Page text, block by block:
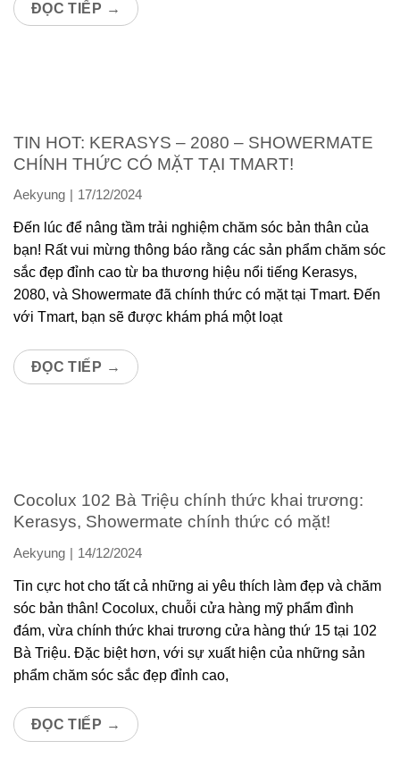
ĐỌC TIẾP →
TIN HOT: KERASYS – 2080 – SHOWERMATE
CHÍNH THỨC CÓ MẶT TẠI TMART!
Aekyung 17/12/2024
Đến lúc để nâng tầm trải nghiệm chăm sóc bản thân của
bạn! Rất vui mừng thông báo rằng các sản phẩm chăm sóc
sắc đẹp đỉnh cao từ ba thương hiệu nổi tiếng Kerasys,
2080, và Showermate đã chính thức có mặt tại Tmart. Đến
với Tmart, bạn sẽ được khám phá một loạt
ĐỌC TIẾP →
Cocolux 102 Bà Triệu chính thức khai trương:
Kerasys, Showermate chính thức có mặt!
Aekyung 14/12/2024
Tin cực hot cho tất cả những ai yêu thích làm đẹp và chăm
sóc bản thân! Cocolux, chuỗi cửa hàng mỹ phẩm đình
đám, vừa chính thức khai trương cửa hàng thứ 15 tại 102
Bà Triệu. Đặc biệt hơn, với sự xuất hiện của những sản
phẩm chăm sóc sắc đẹp đỉnh cao,
ĐỌC TIẾP →